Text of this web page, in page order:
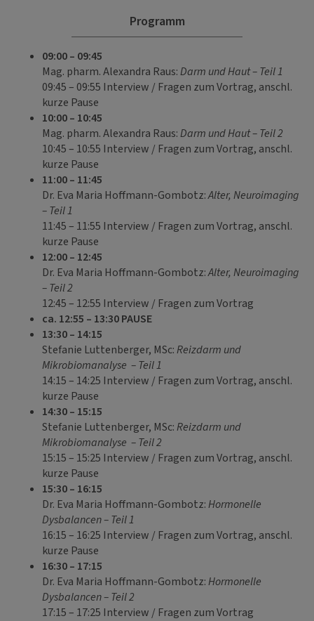
Programm
09:00 – 09:45
Mag. pharm. Alexandra Raus:Darm und Haut – Teil 1
09:45 – 09:55 Interview / Fragen zum Vortrag, anschl.
kurze Pause
10:00 – 10:45
Mag. pharm. Alexandra Raus:Darm und Haut – Teil 2
10:45 – 10:55 Interview / Fragen zum Vortrag, anschl.
kurze Pause
11:00 – 11:45
Dr. Eva Maria Hoffmann-Gombotz:Alter, Neuroimaging
– Teil 1
11:45 – 11:55 Interview / Fragen zum Vortrag, anschl.
kurze Pause
12:00 – 12:45
Dr. Eva Maria Hoffmann-Gombotz:Alter, Neuroimaging
– Teil 2
12:45 – 12:55 Interview / Fragen zum Vortrag
ca. 12:55 – 13:30 PAUSE
13:30 – 14:15
Stefanie Luttenberger, MSc:Reizdarm und
Mikrobiomanalyse – Teil 1
14:15 – 14:25 Interview / Fragen zum Vortrag, anschl.
kurze Pause
14:30 – 15:15
Stefanie Luttenberger, MSc:Reizdarm und
Mikrobiomanalyse – Teil 2
15:15 – 15:25 Interview / Fragen zum Vortrag, anschl.
kurze Pause
15:30 – 16:15
Dr. Eva Maria Hoffmann-Gombotz:Hormonelle
Dysbalancen – Teil 1
16:15 – 16:25 Interview / Fragen zum Vortrag, anschl.
kurze Pause
16:30 – 17:15
Dr. Eva Maria Hoffmann-Gombotz:Hormonelle
Dysbalancen – Teil 2
17:15 – 17:25 Interview / Fragen zum Vortrag